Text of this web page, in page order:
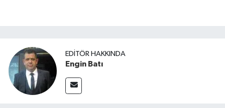
EDITÖR HAKKINDA
Engin Batı